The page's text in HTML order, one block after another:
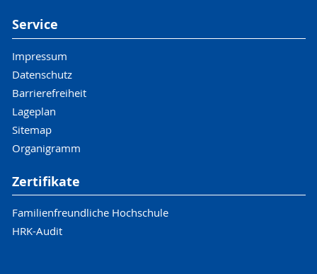
Service
Impressum
Datenschutz
Barrierefreiheit
Lageplan
Sitemap
Organigramm
Zertifikate
Familienfreundliche Hochschule
HRK-Audit